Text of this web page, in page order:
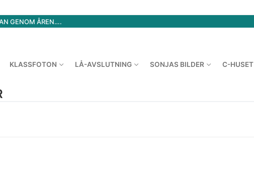
GENOM ÅREN….
KLASSFOTON LÅ-AVSLUTNING SONJAS BILDER C-HUSET